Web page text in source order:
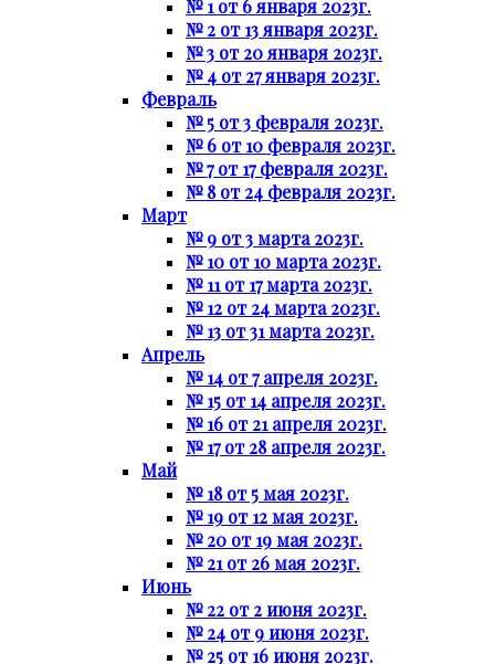
№ 1 от 6 января 2023г.
№ 2 от 13 января 2023г.
№ 3 от 20 января 2023г.
№ 4 от 27 января 2023г.
Февраль
№ 5 от 3 февраля 2023г.
№ 6 от 10 февраля 2023г.
№ 7 от 17 февраля 2023г.
№ 8 от 24 февраля 2023г.
Март
№ 9 от 3 марта 2023г.
№ 10 от 10 марта 2023г.
№ 11 от 17 марта 2023г.
№ 12 от 24 марта 2023г.
№ 13 от 31 марта 2023г.
Апрель
№ 14 от 7 апреля 2023г.
№ 15 от 14 апреля 2023г.
№ 16 от 21 апреля 2023г.
№ 17 от 28 апреля 2023г.
Май
№ 18 от 5 мая 2023г.
№ 19 от 12 мая 2023г.
№ 20 от 19 мая 2023г.
№ 21 от 26 мая 2023г.
Июнь
№ 22 от 2 июня 2023г.
№ 24 от 9 июня 2023г.
№ 25 от 16 июня 2023г.